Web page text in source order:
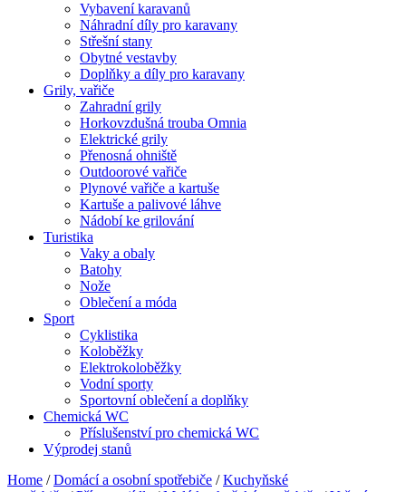
Vybavení karavanů
Náhradní díly pro karavany
Střešní stany
Obytné vestavby
Doplňky a díly pro karavany
Grily, vařiče
Zahradní grily
Horkovzdušná trouba Omnia
Elektrické grily
Přenosná ohniště
Outdoorové vařiče
Plynové vařiče a kartuše
Kartuše a palivové láhve
Nádobí ke grilování
Turistika
Vaky a obaly
Batohy
Nože
Oblečení a móda
Sport
Cyklistika
Koloběžky
Elektrokoloběžky
Vodní sporty
Sportovní oblečení a doplňky
Chemická WC
Příslušenství pro chemická WC
Výprodej stanů
Home /Domácí a osobní spotřebiče /Kuchyňské